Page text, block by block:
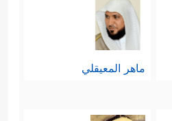
ماهر المعيقلي